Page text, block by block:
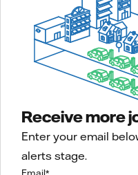
Receive more
Enter your email
alerts stage.
Email*